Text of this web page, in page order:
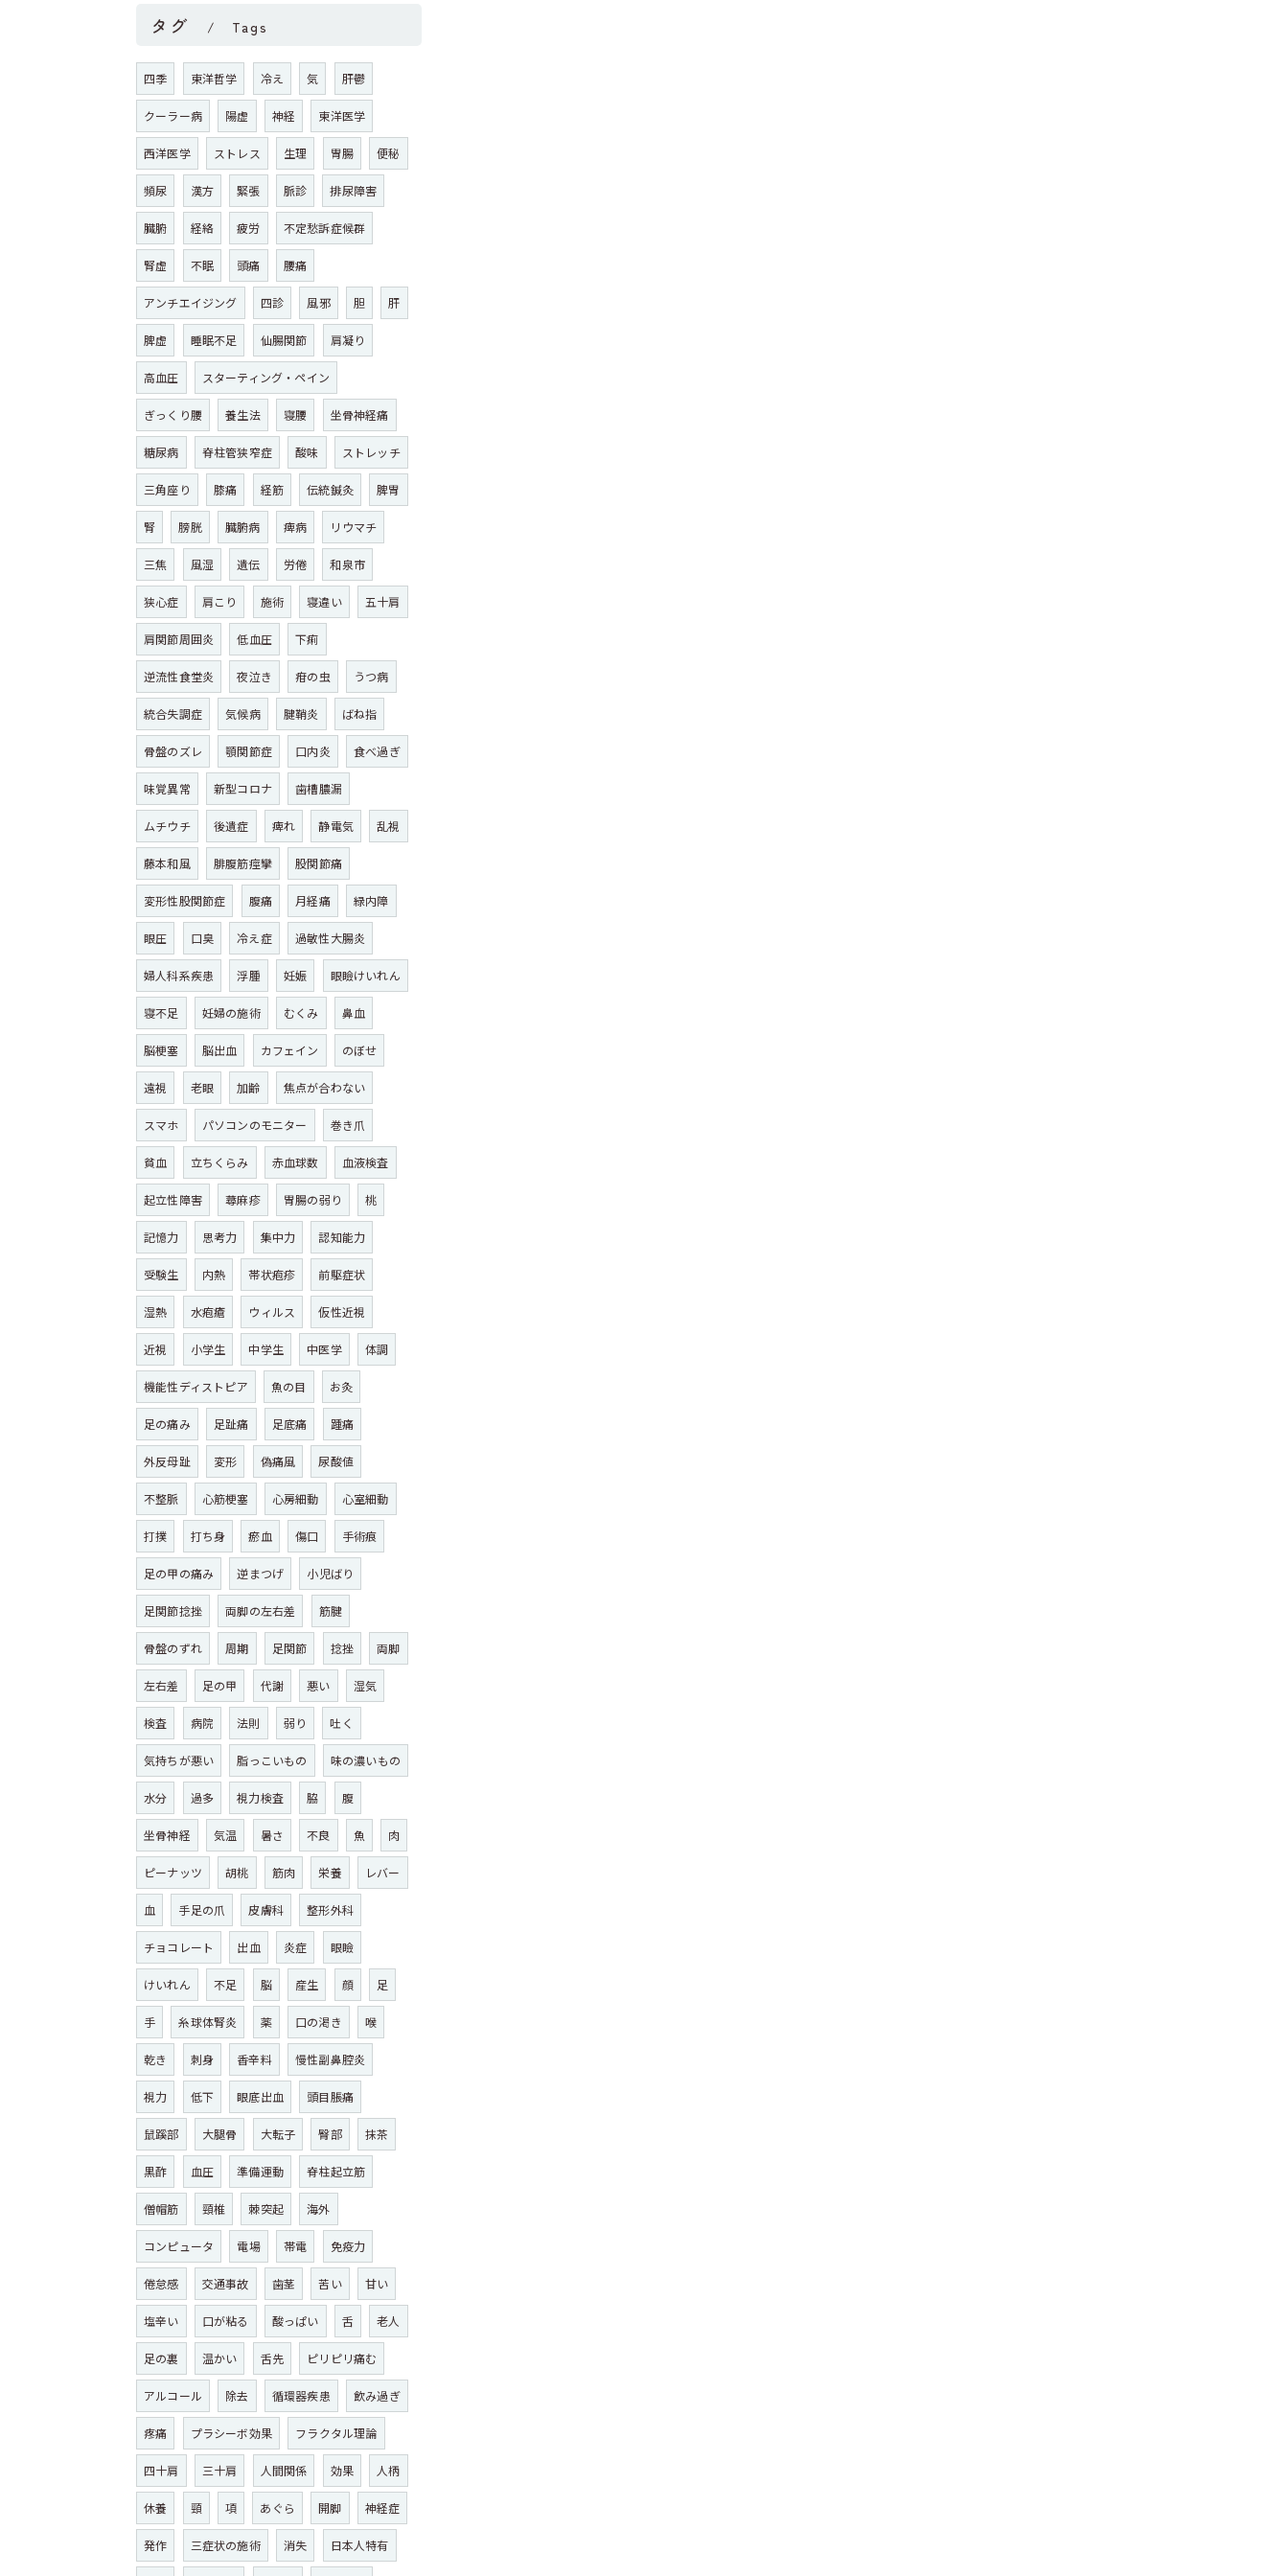
タグ Tags
四季 東洋哲学 冷え 気 肝鬱
クーラー病 陽虚 神経 東洋医学
西洋医学 ストレス 生理 胃腸 便秘
頻尿 漢方 緊張 脈診 排尿障害
臓腑 経絡 疲労 不定愁訴症候群
腎虚 不眠 頭痛 腰痛
アンチエイジング 四診 風邪 胆 肝
脾虚 睡眠不足 仙腸関節 肩凝り
高血圧 スターティング・ペイン
ぎっくり腰 養生法 寝腰 坐骨神経痛
糖尿病 脊柱管狭窄症 酸味 ストレッチ
三角座り 膝痛 経筋 伝統鍼灸 脾胃
腎 膀胱 臓腑病 痺病 リウマチ
三焦 風湿 遺伝 労倦 和泉市
狭心症 肩こり 施術 寝違い 五十肩
肩関節周囲炎 低血圧 下痢
逆流性食堂炎 夜泣き 疳の虫 うつ病
統合失調症 気候病 腱鞘炎 ばね指
骨盤のズレ 顎関節症 口内炎 食べ過ぎ
味覚異常 新型コロナ 歯槽膿漏
ムチウチ 後遺症 痺れ 静電気 乱視
藤本和風 腓腹筋痙攣 股関節痛
変形性股関節症 腹痛 月経痛 緑内障
眼圧 口臭 冷え症 過敏性大腸炎
婦人科系疾患 浮腫 妊娠 眼瞼けいれん
寝不足 妊婦の施術 むくみ 鼻血
脳梗塞 脳出血 カフェイン のぼせ
遠視 老眼 加齢 焦点が合わない
スマホ パソコンのモニター 巻き爪
貧血 立ちくらみ 赤血球数 血液検査
起立性障害 蕁麻疹 胃腸の弱り 桃
記憶力 思考力 集中力 認知能力
受験生 内熱 帯状疱疹 前駆症状
湿熱 水疱瘡 ウィルス 仮性近視
近視 小学生 中学生 中医学 体調
機能性ディストピア 魚の目 お灸
足の痛み 足趾痛 足底痛 踵痛
外反母趾 変形 偽痛風 尿酸値
不整脈 心筋梗塞 心房細動 心室細動
打撲 打ち身 瘀血 傷口 手術痕
足の甲の痛み 逆まつげ 小児ばり
足関節捻挫 両脚の左右差 筋腱
骨盤のずれ 周期 足関節 捻挫 両脚
左右差 足の甲 代謝 悪い 湿気
検査 病院 法則 弱り 吐く
気持ちが悪い 脂っこいもの 味の濃いもの
水分 過多 視力検査 脇 腹
坐骨神経 気温 暑さ 不良 魚 肉
ピーナッツ 胡桃 筋肉 栄養 レバー
血 手足の爪 皮膚科 整形外科
チョコレート 出血 炎症 眼瞼
けいれん 不足 脳 産生 顔 足
手 糸球体腎炎 薬 口の渇き 喉
乾き 刺身 香辛料 慢性副鼻腔炎
視力 低下 眼底出血 頭目脹痛
鼠蹊部 大腿骨 大転子 臀部 抹茶
黒酢 血圧 準備運動 脊柱起立筋
僧帽筋 頸椎 棘突起 海外
コンピュータ 電場 帯電 免疫力
倦怠感 交通事故 歯茎 苦い 甘い
塩辛い 口が粘る 酸っぱい 舌 老人
足の裏 温かい 舌先 ピリピリ痛む
アルコール 除去 循環器疾患 飲み過ぎ
疼痛 プラシーボ効果 フラクタル理論
四十肩 三十肩 人間関係 効果 人柄
休養 頸 項 あぐら 開脚 神経症
発作 三症状の施術 消失 日本人特有